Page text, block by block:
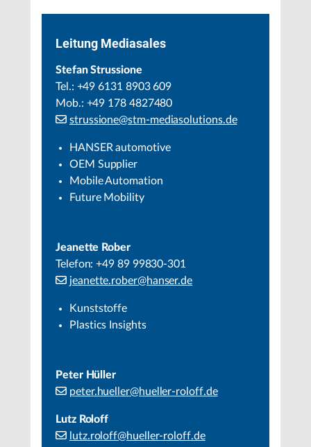
Leitung Mediasales
Stefan Strussione
Tel.: +49 6131 8903 609
Mob.: +49 178 4827480
strussione@stm-mediasolutions.de
HANSER automotive
OEM Supplier
Mobile Automation
Future Mobility
Jeanette Rober
Telefon: +49 89 99830-301
jeanette.rober@hanser.de
Kunststoffe
Plastics Insights
Peter Hüller
peter.hueller@hueller-roloff.de
Lutz Roloff
lutz.roloff@hueller-roloff.de